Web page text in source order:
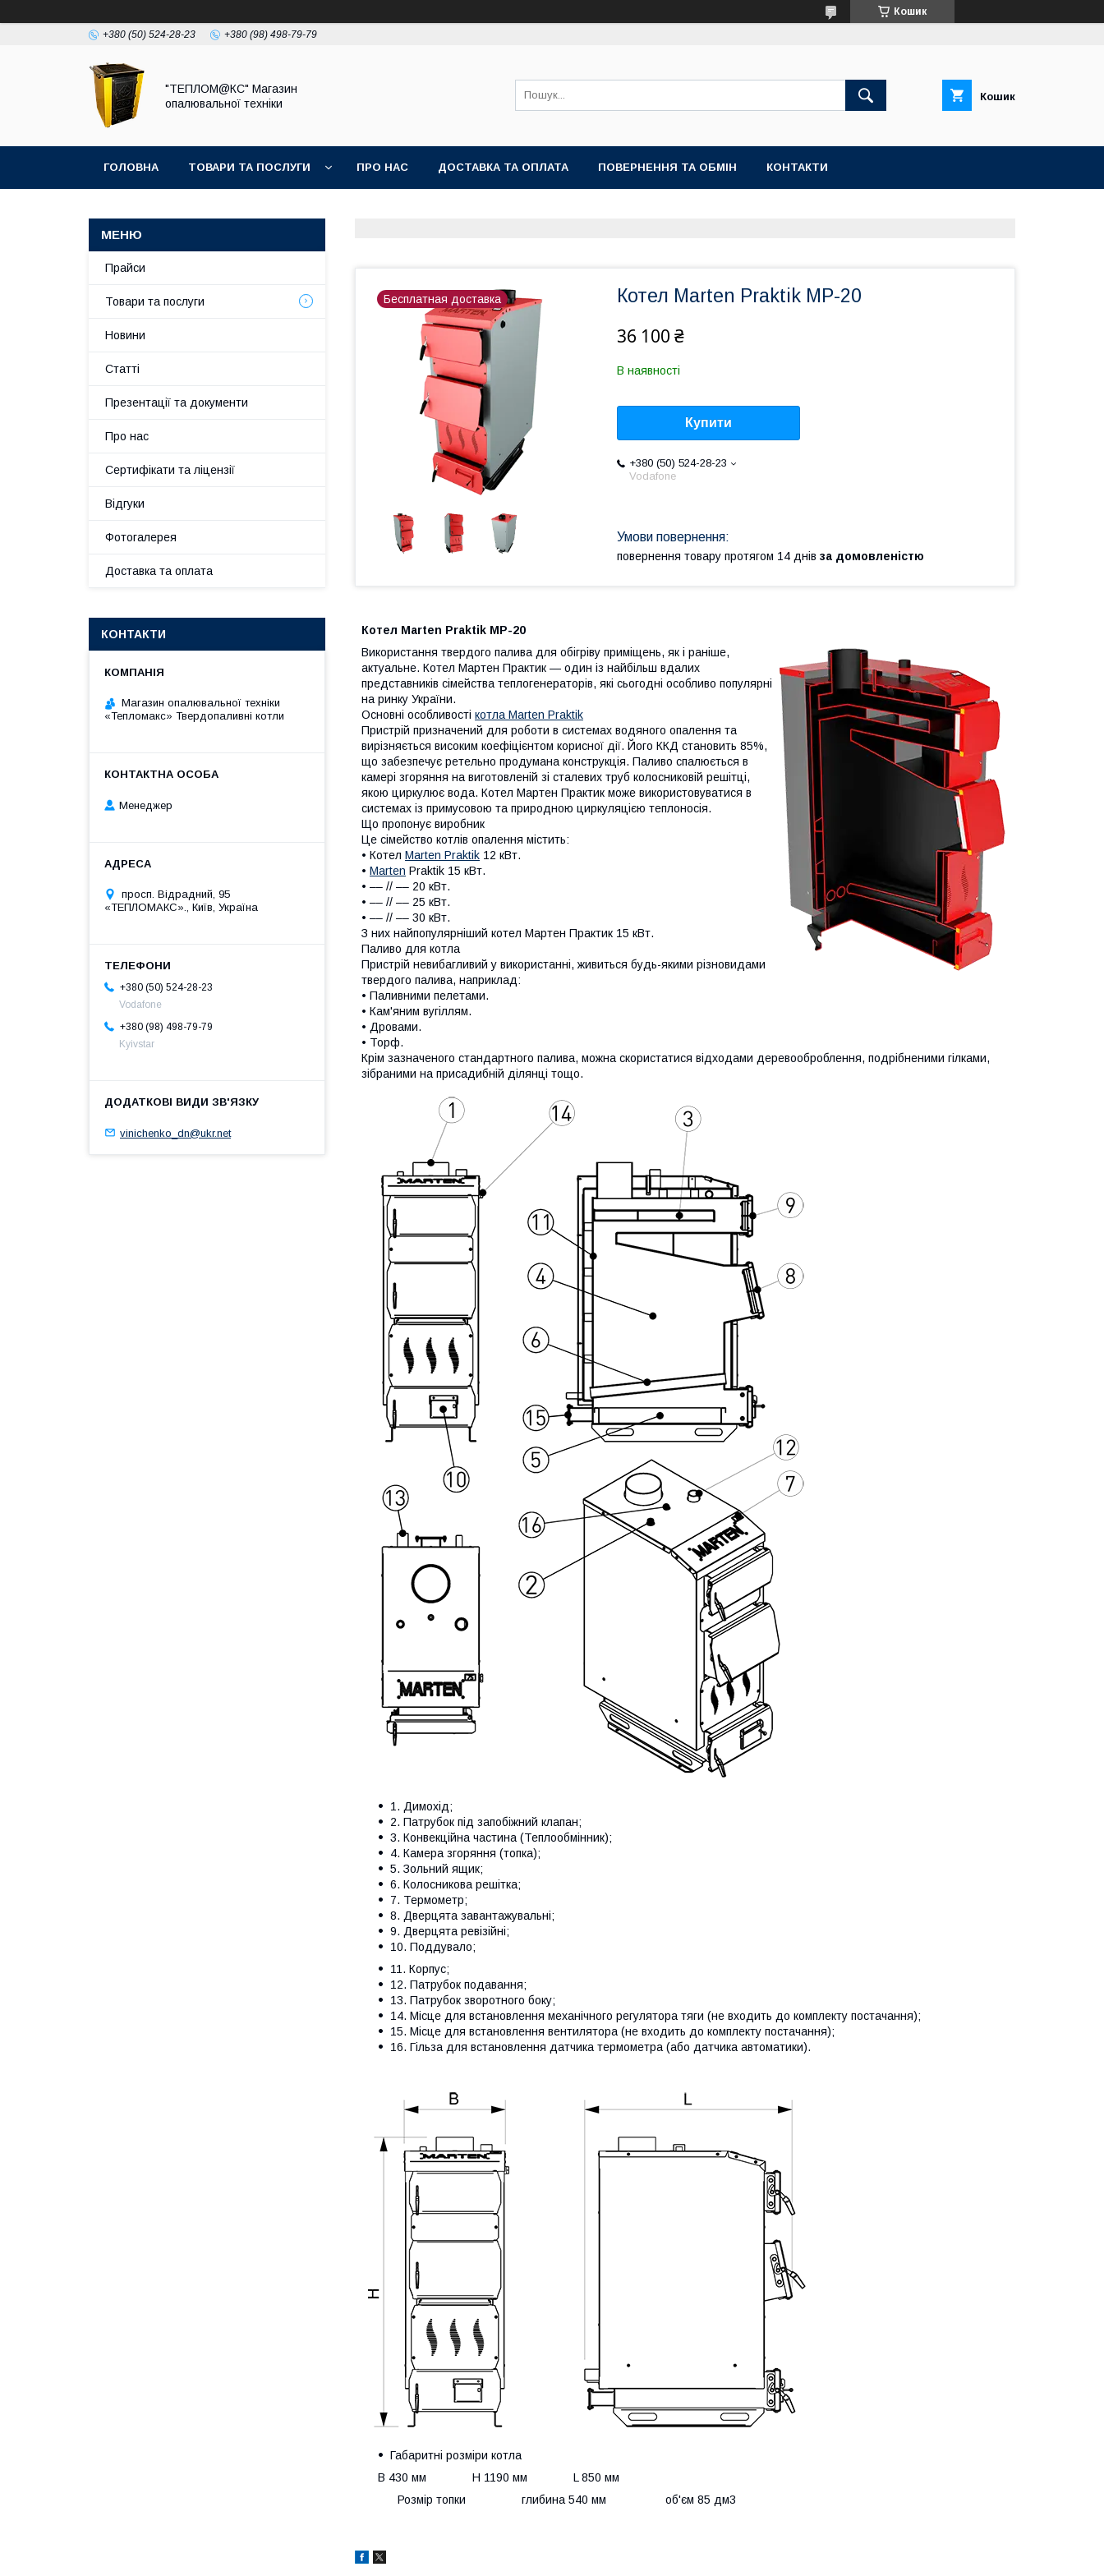
Кошик
+380 (50) 524-28-23 +380 (98) 498-79-79
"ТЕПЛОМ@КС" Магазин
опалювальної техніки
Кошик
ГОЛОВНА ТОВАРИ ТА ПОСЛУГИ ПРО НАС ДОСТАВКА ТА ОПЛАТА ПОВЕРНЕННЯ ТА ОБМІН КОНТАКТИ
Бесплатная доставка Котел Marten Praktik MP-20
36 100 ₴
В наявності
Купити
+380 (50) 524-28-23
Vodafone
повернення товару протягом 14 днів за домовленістю
Котел Marten Praktik MP-20
Використання твердого палива для обігріву приміщень, як і раніше,
актуальне. Котел Мартен Практик — один із найбільш вдалих
представників сімейства теплогенераторів, які сьогодні особливо популярні
на ринку України.
Основні особливості котла Marten Praktik
Пристрій призначений для роботи в системах водяного опалення та
вирізняється високим коефіцієнтом корисної дії. Його ККД становить 85%,
що забезпечує ретельно продумана конструкція. Паливо спалюється в
камері згоряння на виготовленій зі сталевих труб колосниковій решітці,
якою циркулює вода. Котел Мартен Практик може використовуватися в
системах із примусовою та природною циркуляцією теплоносія.
Що пропонує виробник
Це сімейство котлів опалення містить:
• Котел Marten Praktik 12 кВт.
• Marten Praktik 15 кВт.
• –– // –– 20 кВт.
• –– // –– 25 кВт.
• –– // –– 30 кВт.
З них найпопулярніший котел Мартен Практик 15 кВт.
Паливо для котла
Пристрій невибагливий у використанні, живиться будь-якими різновидами
твердого палива, наприклад:
• Паливними пелетами.
• Кам'яним вугіллям.
• Дровами.
• Торф.
Крім зазначеного стандартного палива, можна скористатися відходами деревооброблення, подрібненими гілками,
зібраними на присадибній ділянці тощо.
1. Димохід;
2. Патрубок під запобіжний клапан;
3. Конвекційна частина (Теплообмінник);
4. Камера згоряння (топка);
5. Зольний ящик;
6. Колосникова решітка;
7. Термометр;
8. Дверцята завантажувальні;
9. Дверцята ревізійні;
10. Поддувало;
11. Корпус;
12. Патрубок подавання;
13. Патрубок зворотного боку;
14. Місце для встановлення механічного регулятора тяги (не входить до комплекту постачання);
15. Місце для встановлення вентилятора (не входить до комплекту постачання);
16. Гільза для встановлення датчика термометра (або датчика автоматики).
Габаритні розміри котла
B 430 мм H 1190 мм L 850 мм
Розмір топки глибина 540 мм об'єм 85 дм3
Прайси
Товари та послуги
Новини
Статті
Презентації та документи
Про нас
Сертифікати та ліцензії
Відгуки
Фотогалерея
Доставка та оплата
КОНТАКТИ
Магазин опалювальної техніки
«Тепломакс» Твердопаливні котли
Менеджер
просп. Відрадний, 95
«ТЕПЛОМАКС»., Київ, Україна
+380 (50) 524-28-23
Vodafone
+380 (98) 498-79-79
Kyivstar
vinichenko_dn@ukr.net